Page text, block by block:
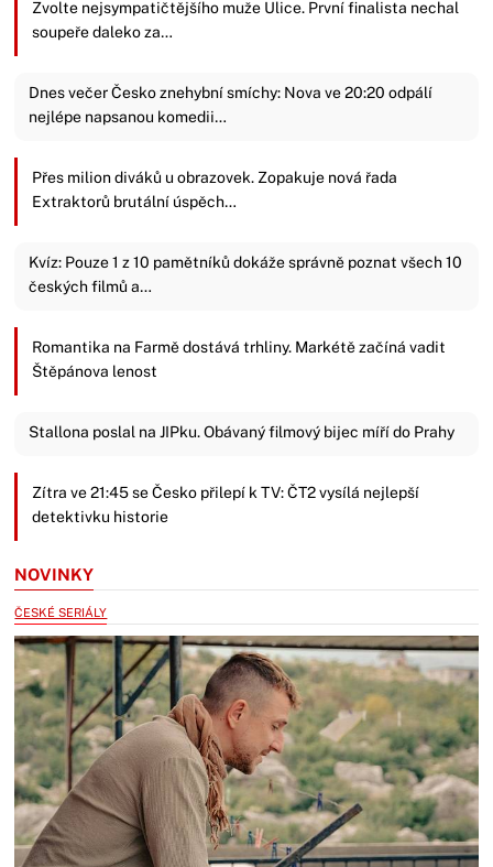
Zvolte nejsympatičtějšího muže Ulice. První finalista nechal
soupeře daleko za…
Dnes večer Česko znehybní smíchy: Nova ve 20:20 odpálí
nejlépe napsanou komedii…
Přes milion diváků u obrazovek. Zopakuje nová řada
Extraktorů brutální úspěch…
Kvíz: Pouze 1 z 10 pamětníků dokáže správně poznat všech 10
českých filmů a…
Romantika na Farmě dostává trhliny. Markétě začíná vadit
Štěpánova lenost
Stallona poslal na JIPku. Obávaný filmový bijec míří do Prahy
Zítra ve 21:45 se Česko přilepí k TV: ČT2 vysílá nejlepší
detektivku historie
NOVINKY
ČESKÉ SERIÁLY